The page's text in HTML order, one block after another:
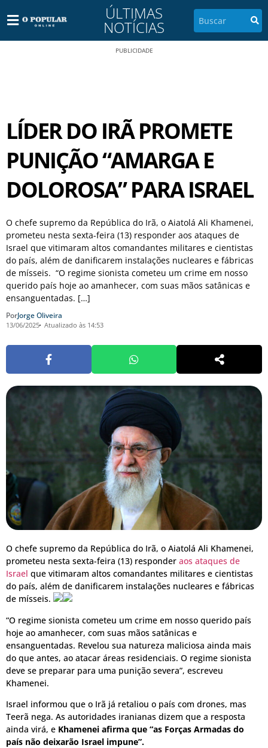
ÚLTIMAS
NOTÍCIAS
PUBLICIDADE
LÍDER DO IRÃ PROMETE
PUNIÇÃO “AMARGA E
DOLOROSA” PARA ISRAEL
O chefe supremo da República do Irã, o Aiatolá Ali Khamenei,
prometeu nesta sexta-feira (13) responder aos ataques de
Israel que vitimaram altos comandantes militares e cientistas
do país, além de danificarem instalações nucleares e fábricas
de mísseis. “O regime sionista cometeu um crime em nosso
querido país hoje ao amanhecer, com suas mãos satânicas e
ensanguentadas. […]
PorJorge Oliveira
13/06/2025 Atualizado às 14:53
O chefe supremo da República do Irã, o Aiatolá Ali Khamenei,
prometeu nesta sexta-feira (13) responder aos ataques de
Israel que vitimaram altos comandantes militares e cientistas
do país, além de danificarem instalações nucleares e fábricas
de mísseis.
“O regime sionista cometeu um crime em nosso querido país
hoje ao amanhecer, com suas mãos satânicas e
ensanguentadas. Revelou sua natureza maliciosa ainda mais
do que antes, ao atacar áreas residenciais. O regime sionista
deve se preparar para uma punição severa”, escreveu
Khamenei.
Israel informou que o Irã já retaliou o país com drones, mas
Teerã nega. As autoridades iranianas dizem que a resposta
ainda virá, e Khamenei afirma que “as Forças Armadas do
país não deixarão Israel impune”.